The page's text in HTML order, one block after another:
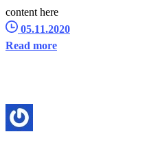
content here
05.11.2020
Read more